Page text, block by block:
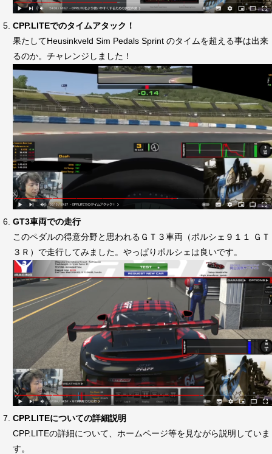
CPP.LITEでのタイムアタック！
果たしてHeusinkveld Sim Pedals Sprint のタイムを超える事は出来
るのか。チャレンジしました！
GT3車両での走行
このペダルの得意分野と思われるＧＴ３車両（ポルシェ９１１ ＧＴ
３Ｒ）で走行してみました。やっぱりポルシェは良いです。
CPP.LITEについての詳細説明
CPP.LITEの詳細について、ホームページ等を見ながら説明していま
す。